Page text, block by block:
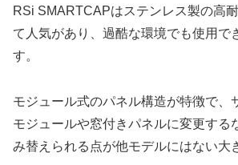
RSi SMARTCAPはステンレス製の高
て人気があり、過酷な環境でも使用で
す。
モジュール式のパネル構造が特徴で、
モジュールや窓付きパネルに変更する
み替えられる点が他モデルにはない大